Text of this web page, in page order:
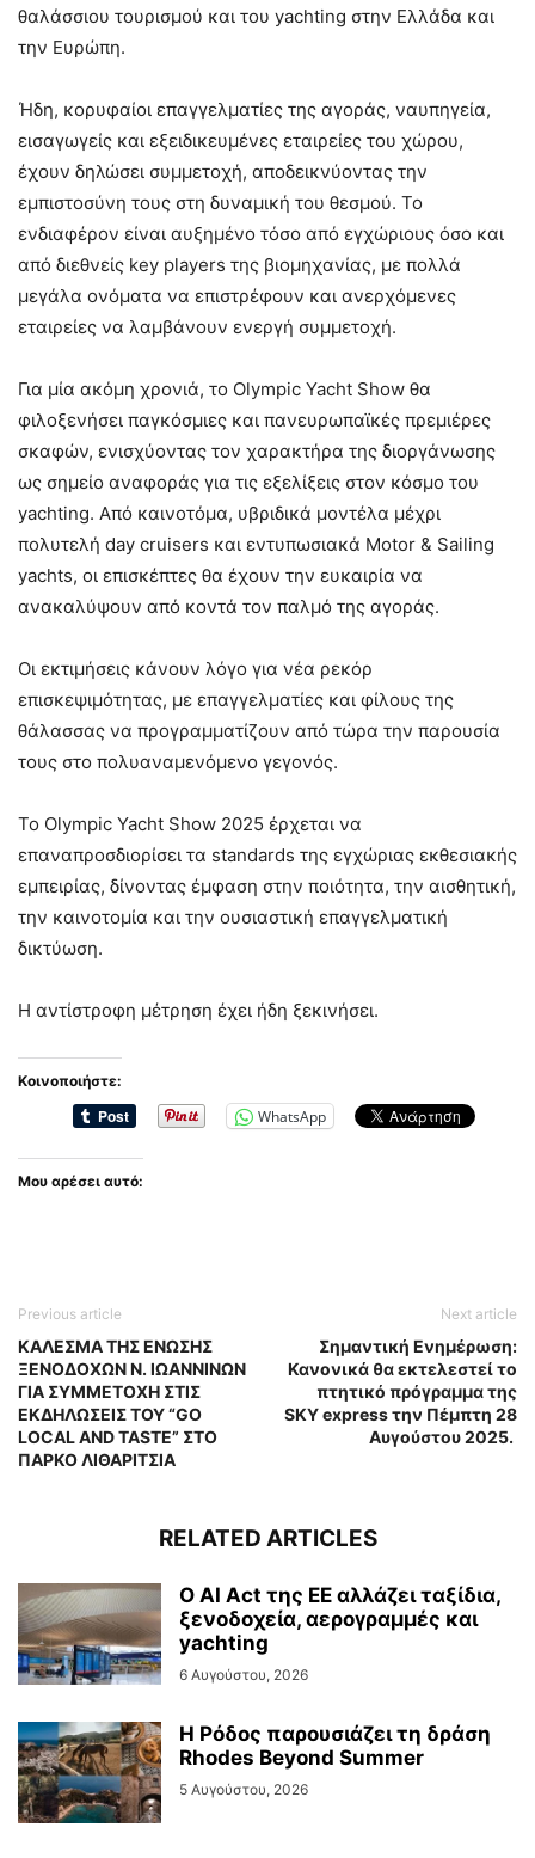
θαλάσσιου τουρισμού και του yachting στην Ελλάδα και
την Ευρώπη.
Ήδη, κορυφαίοι επαγγελματίες της αγοράς, ναυπηγεία,
εισαγωγείς και εξειδικευμένες εταιρείες του χώρου,
έχουν δηλώσει συμμετοχή, αποδεικνύοντας την
εμπιστοσύνη τους στη δυναμική του θεσμού. Το
ενδιαφέρον είναι αυξημένο τόσο από εγχώριους όσο και
από διεθνείς key players της βιομηχανίας, με πολλά
μεγάλα ονόματα να επιστρέφουν και ανερχόμενες
εταιρείες να λαμβάνουν ενεργή συμμετοχή.
Για μία ακόμη χρονιά, το Olympic Yacht Show θα
φιλοξενήσει παγκόσμιες και πανευρωπαϊκές πρεμιέρες
σκαφών, ενισχύοντας τον χαρακτήρα της διοργάνωσης
ως σημείο αναφοράς για τις εξελίξεις στον κόσμο του
yachting. Από καινοτόμα, υβριδικά μοντέλα μέχρι
πολυτελή day cruisers και εντυπωσιακά Motor & Sailing
yachts, οι επισκέπτες θα έχουν την ευκαιρία να
ανακαλύψουν από κοντά τον παλμό της αγοράς.
Οι εκτιμήσεις κάνουν λόγο για νέα ρεκόρ
επισκεψιμότητας, με επαγγελματίες και φίλους της
θάλασσας να προγραμματίζουν από τώρα την παρουσία
τους στο πολυαναμενόμενο γεγονός.
Το Olympic Yacht Show 2025 έρχεται να
επαναπροσδιορίσει τα standards της εγχώριας εκθεσιακής
εμπειρίας, δίνοντας έμφαση στην ποιότητα, την αισθητική,
την καινοτομία και την ουσιαστική επαγγελματική
δικτύωση.
Η αντίστροφη μέτρηση έχει ήδη ξεκινήσει.
Κοινοποιήστε:
WhatsApp
Μου αρέσει αυτό:
Previous article
ΚΑΛΕΣΜΑ ΤΗΣ ΕΝΩΣΗΣ
ΞΕΝΟΔΟΧΩΝ Ν. ΙΩΑΝΝΙΝΩΝ
ΓΙΑ ΣΥΜΜΕΤΟΧΗ ΣΤΙΣ
ΕΚΔΗΛΩΣΕΙΣ ΤΟΥ “GO
LOCAL AND TASTE” ΣΤΟ
ΠΑΡΚΟ ΛΙΘΑΡΙΤΣΙΑ
Next article
Σημαντική Ενημέρωση:
Κανονικά θα εκτελεστεί το
πτητικό πρόγραμμα της
SKY express την Πέμπτη 28
Αυγούστου 2025.
RELATED ARTICLES
Ο AI Act της ΕΕ αλλάζει ταξίδια,
ξενοδοχεία, αερογραμμές και
yachting
6 Αυγούστου, 2026
Η Ρόδος παρουσιάζει τη δράση
Rhodes Beyond Summer
5 Αυγούστου, 2026